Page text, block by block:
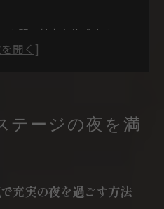
空間の魅力を体感するコツ
の選び方と楽しみ方
ステージ体験
ステージ体験の特徴
テージの夜を満
充実の夜を過ごす方法